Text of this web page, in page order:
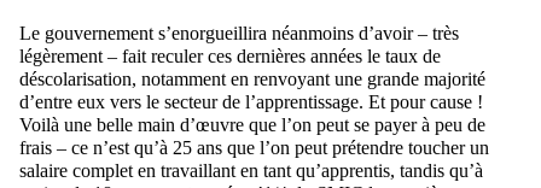
Le gouvernement s’enorgueillira néanmoins d’avoir– très
légèrement – fait reculer ces dernières années le taux de
déscolarisation, notamment en renvoyant une grande majorité
d’entre eux vers le secteur de l’apprentissage. Et pour cause !
Voilà une belle main d’œuvre que l’on peut se payer à peu de
frais – ce n’est qu’à 25 ans que l’on peut prétendre toucher un
salaire complet en travaillant en tant qu’apprentis, tandis qu’à